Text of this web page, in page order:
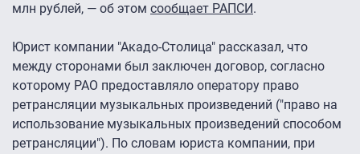
млн рублей, — об этом сообщает РАПСИ.
Юрист компании "Акадо-Столица" рассказал, что
между сторонами был заключен договор, согласно
которому РАО предоставляло оператору право
ретрансляции музыкальных произведений ("право на
использование музыкальных произведений способом
ретрансляции"). По словам юриста компании, при